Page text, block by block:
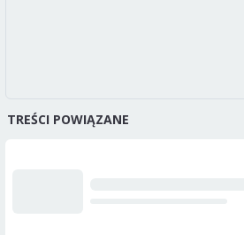
TREŚCI POWIĄZANE